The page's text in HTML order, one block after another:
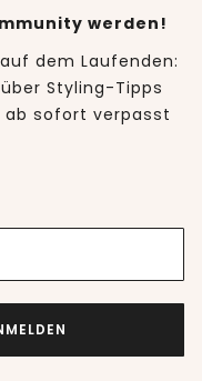
werden!
dem Laufenden:
Styling-Tipps
ab sofort verpasst